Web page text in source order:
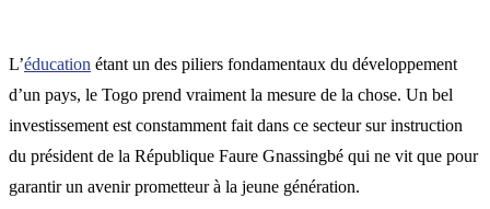
L’éducation étant un des piliers fondamentaux du développement
d’un pays, le Togo prend vraiment la mesure de la chose. Un bel
investissement est constamment fait dans ce secteur sur instruction
du président de la République Faure Gnassingbé qui ne vit que pour
garantir un avenir prometteur à la jeune génération.